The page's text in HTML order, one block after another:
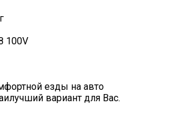
100V
езды на авто
вариант для Вас.